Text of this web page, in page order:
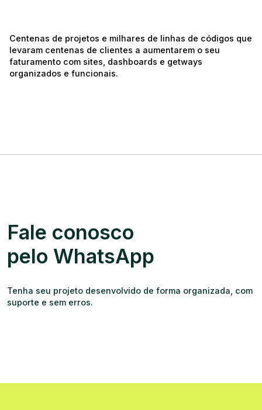
Centenas de projetos e milhares de linhas de códigos que
levaram centenas de clientes a aumentarem o seu
faturamento com sites, dashboards e getways
organizados e funcionais.
Fale conosco
pelo WhatsApp
Tenha seu projeto desenvolvido de forma organizada, com
suporte e sem erros.